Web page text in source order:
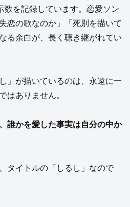
数を記録しています。恋愛ソン
恋の歌なのか」「死別を描いて
る余白が、長く聴き継がれてい
」が描いているのは、永遠に一
はありません。
誰かを愛した事実は自分の中か
タイトルの「しるし」なので